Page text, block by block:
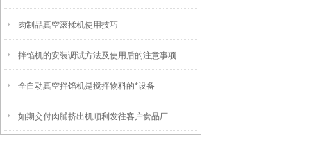
肉制品真空滚揉机使用技巧
拌馅机的安装调试方法及使用后的注意事项
全自动真空拌馅机是搅拌物料的*设备
如期交付肉脯挤出机顺利发往客户食品厂